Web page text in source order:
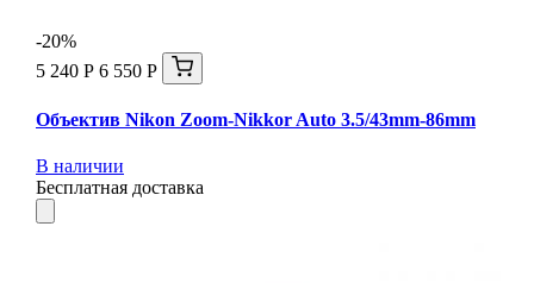
-20%
5 240 Р 6 550 Р
Объектив Nikon Zoom-Nikkor Auto 3.5/43mm-86mm
В наличии
Бесплатная доставка